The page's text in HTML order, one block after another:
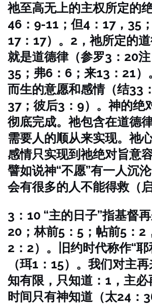
祂至高无上的主权所定的
46：9-11；但4：17，35
17：17）。2，祂所定的
就是道德律（参罗3：20注
35；弗6：6；来13：21
而生的意愿和感情（结33
37；彼后3：9）。神的绝
彻底完成。祂包含在道德
需要人的顺从来实现。祂
感情只实现到祂绝对旨意
譬如说神“不愿”有一人沉
会有很多的人不能得救（
3：10 “主的日子”指基督
20；林前5：5；帖前5：2
2：2）。旧约时代称作“耶
（珥1：15）。我们对主
知有限，只知道：1，主必
时间只有神知道（太24：